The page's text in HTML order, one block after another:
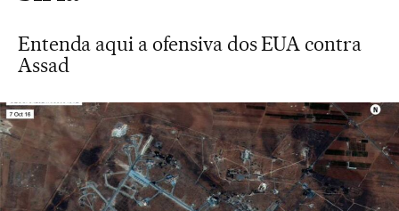
Entenda aqui a ofensiva dos EUA contra
Assad